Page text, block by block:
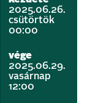
2025.06.26.
csütörtök
00:00
vége
2025.06.29.
vasárnap
12:00